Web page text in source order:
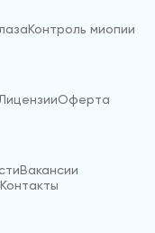
Контроль миопии
Оферта
Вакансии
Контакты